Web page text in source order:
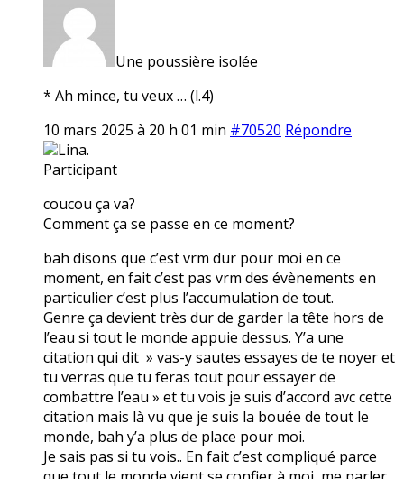
Une poussière isolée
* Ah mince, tu veux … (l.4)
10 mars 2025 à 20 h 01 min #70520 Répondre
Lina.
Participant
coucou ça va?
Comment ça se passe en ce moment?
bah disons que c’est vrm dur pour moi en ce
moment, en fait c’est pas vrm des évènements en
particulier c’est plus l’accumulation de tout.
Genre ça devient très dur de garder la tête hors de
l’eau si tout le monde appuie dessus. Y’a une
citation qui dit » vas-y sautes essayes de te noyer et
tu verras que tu feras tout pour essayer de
combattre l’eau » et tu vois je suis d’accord avc cette
citation mais là vu que je suis la bouée de tout le
monde, bah y’a plus de place pour moi.
Je sais pas si tu vois.. En fait c’est compliqué parce